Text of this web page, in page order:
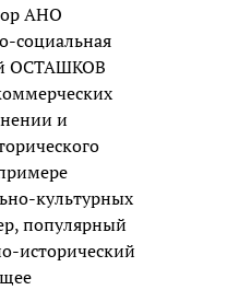
АНО
социальная
ОСТАШКОВ
и
культурных
популярный
исторический